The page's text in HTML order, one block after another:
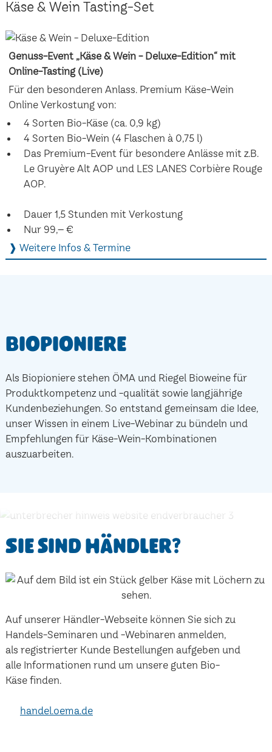
Käse & Wein Tasting-Set
Genuss-Event „Käse & Wein - Deluxe-Edition“ mit
Online-Tasting (Live)
Für den besonderen Anlass. Premium Käse-Wein
Online Verkostung von:
4 Sorten Bio-Käse (ca. 0,9 kg)
4 Sorten Bio-Wein (4 Flaschen à 0,75 l)
Das Premium-Event für besondere Anlässe mit z.B.
Le Gruyère Alt AOP und LES LANES Corbière Rouge
AOP.
Dauer 1,5 Stunden mit Verkostung
Nur 99,– €
❱ Weitere Infos & Termine
Biopioniere
Als Biopioniere stehen ÖMA und Riegel Bioweine für
Produktkompetenz und -qualität sowie langjährige
Kundenbeziehungen. So entstand gemeinsam die Idee,
unser Wissen in einem Live-Webinar zu bündeln und
Empfehlungen für Käse-Wein-Kombinationen
auszuarbeiten.
Sie sind Händler?
Auf unserer Händler-Webseite können Sie sich zu
Handels-Seminaren und -Webinaren anmelden,
als registrierter Kunde Bestellungen aufgeben und
alle Informationen rund um unsere guten Bio-
Käse finden.
handel.oema.de